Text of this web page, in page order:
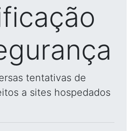
tentativas de
a sites hospedados